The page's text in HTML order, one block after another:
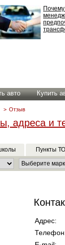
авто Купить
> Отзыв
адреса и
Пункты ТО
Адрес: